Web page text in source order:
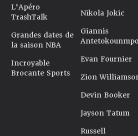
L'Apéro
TrashTalk
Grandes dates de
la saison NBA
Incroyable
Brocante Sports
Nikola Jokic
Giannis
Antetokounmpo
Evan Fournier
Zion
Devin Booker
Jayson Tatum
Russell